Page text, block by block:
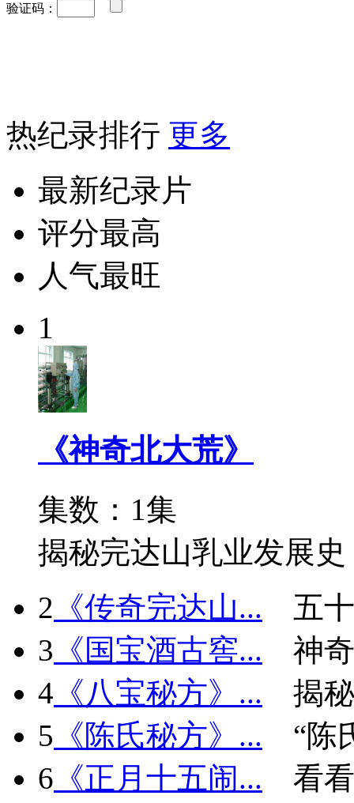
验证码：
热纪录排行 更多
最新纪录片
评分最高
人气最旺
1
《神奇北大荒》
集数：1集
揭秘完达山乳业发展史
2 《传奇完达山...
五
3 《国宝酒古窖...
神
4 《八宝秘方》...
揭
5 《陈氏秘方》...
“陈
6 《正月十五闹...
看